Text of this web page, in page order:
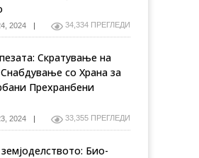
2024 34,334 ПРЕГЛЕДИ
Скратување на
со Храна за
Прехранбени
2024 33,355 ПРЕГЛЕДИ
Био-